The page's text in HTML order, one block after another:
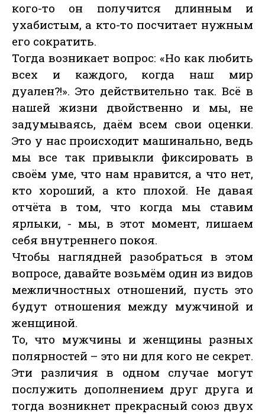
кого-то он получится длинным и
ухабистым, а кто-то посчитает нужным
его сократить.
Тогда возникает вопрос: «Но как любить
всех и каждого, когда наш мир
дуален?!». Это действительно так. Всё в
нашей жизни двойственно и мы, не
задумываясь, даём всем свои оценки.
Это у нас происходит машинально, ведь
мы все так привыкли фиксировать в
своём уме, что нам нравится, а что нет,
кто хороший, а кто плохой. Не давая
отчёта в том, что когда мы ставим
ярлыки, - мы, в этот момент, лишаем
себя внутреннего покоя.
Чтобы наглядней разобраться в этом
вопросе, давайте возьмём один из видов
межличностных отношений, пусть это
будут отношения между мужчиной и
женщиной.
То, что мужчины и женщины разных
полярностей – это ни для кого не секрет.
Эти различия в одном случае могут
послужить дополнением друг друга и
тогда возникнет прекрасный союз двух